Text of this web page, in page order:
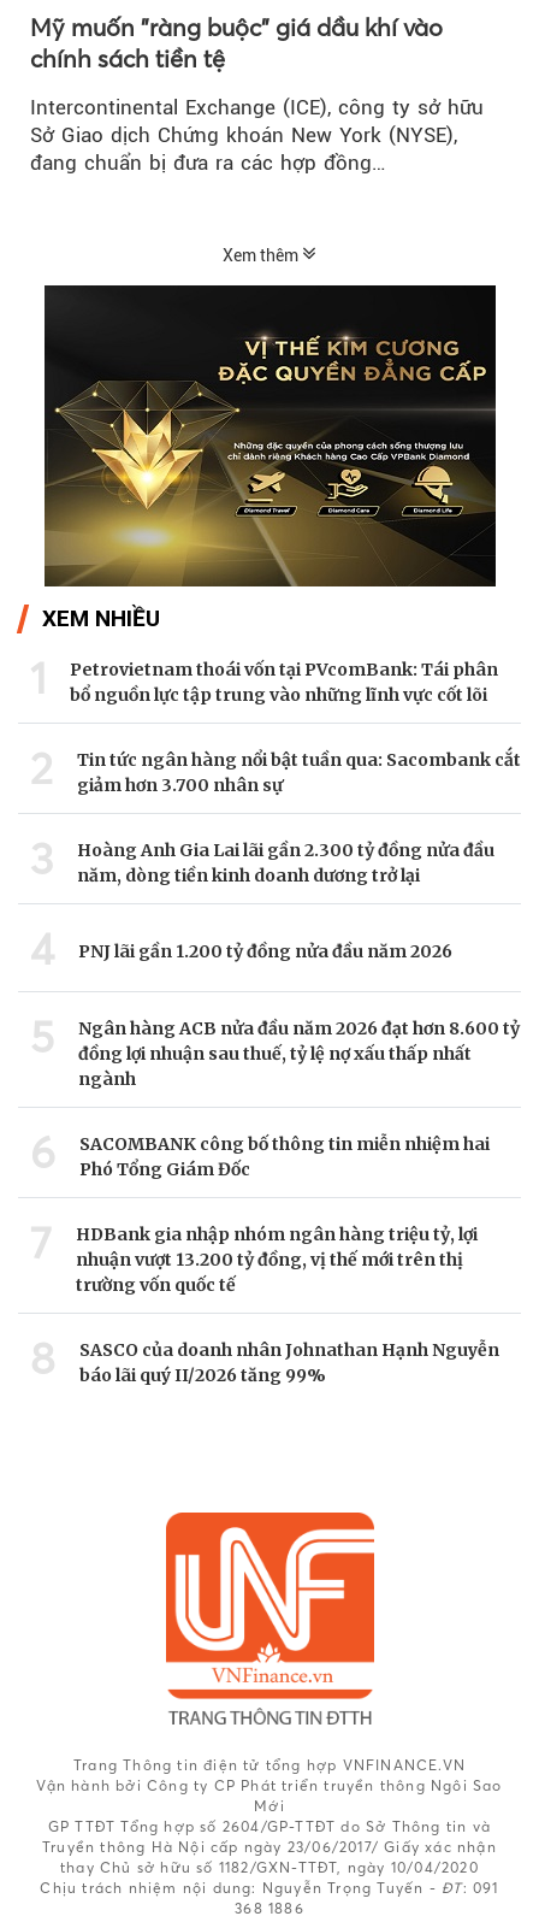
Mỹ muốn "ràng buộc" giá dầu khí vào
chính sách tiền tệ
Intercontinental Exchange (ICE), công ty sở hữu
Sở Giao dịch Chứng khoán New York (NYSE),
đang chuẩn bị đưa ra các hợp đồng…
Xem thêm
XEM NHIỀU
1
Petrovietnam thoái vốn tại PVcomBank: Tái phân
bổ nguồn lực tập trung vào những lĩnh vực cốt lõi
2
Tin tức ngân hàng nổi bật tuần qua: Sacombank cắt
giảm hơn 3.700 nhân sự
3
Hoàng Anh Gia Lai lãi gần 2.300 tỷ đồng nửa đầu
năm, dòng tiền kinh doanh dương trở lại
4 PNJ lãi gần 1.200 tỷ đồng nửa đầu năm 2026
5
Ngân hàng ACB nửa đầu năm 2026 đạt hơn 8.600 tỷ
đồng lợi nhuận sau thuế, tỷ lệ nợ xấu thấp nhất
ngành
6
SACOMBANK công bố thông tin miễn nhiệm hai
Phó Tổng Giám Đốc
7
HDBank gia nhập nhóm ngân hàng triệu tỷ, lợi
nhuận vượt 13.200 tỷ đồng, vị thế mới trên thị
trường vốn quốc tế
8
SASCO của doanh nhân Johnathan Hạnh Nguyễn
báo lãi quý II/2026 tăng 99%
Trang Thông tin điện tử tổng hợp VNFINANCE.VN
Vận hành bởi Công ty CP Phát triển truyền thông Ngôi Sao
Mới
GP TTĐT Tổng hợp số 2604/GP-TTĐT do Sở Thông tin và
Truyền thông Hà Nội cấp ngày 23/06/2017/ Giấy xác nhận
thay Chủ sở hữu số 1182/GXN-TTĐT, ngày 10/04/2020
Chịu trách nhiệm nội dung: Nguyễn Trọng Tuyến - ĐT: 091
368 1886